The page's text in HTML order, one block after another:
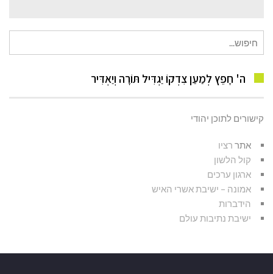
עבור:
ה' חָפֵץ לְמַעַן צִדְקוֹ יַגְדִּיל תּוֹרָה וְיַאְדִּיר
קישורים לתוכן יהודי
אתר רציו
קול הלשון
ארגון ערכים
אמונה – ישיבת אשרי האיש
הידברות
ישיבת נתיבות עולם